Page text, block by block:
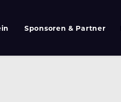
Sponsoren & Partner